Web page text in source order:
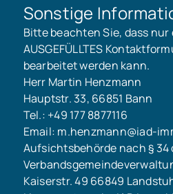
Sonstige
Bitte beachten Sie, dass nur
AUSGEFÜLLTES
bearbeitet werden kann.
Herr Martin Henzmann
Hauptstr. 33, 66851 Bann
Tel.: +49 177 8877116
Email: m.henzmann@iad-
Aufsichtsbehörde nach § 34
Kaiserstr. 49 66849